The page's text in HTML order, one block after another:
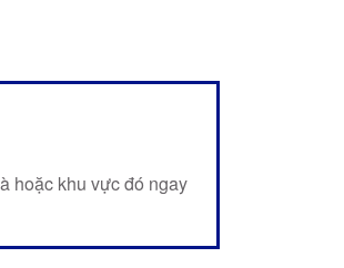
hoặc khu vực đó ngay